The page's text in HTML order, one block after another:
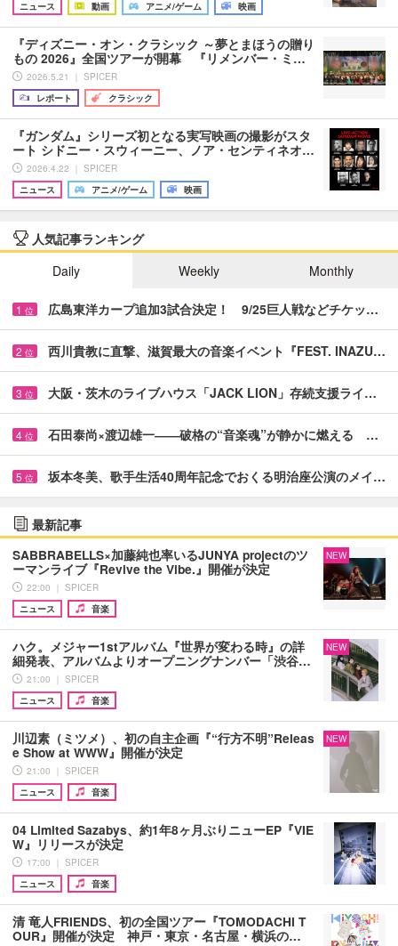
ニュース 動画 アニメ/ゲーム 映画
『ディズニー・オン・クラシック ～夢とまほうの贈り
もの 2026』全国ツアーが開幕 『リメンバー・ミ…
2026.5.21 ｜ SPICER
レポート
クラシック
『ガンダム』シリーズ初となる実写映画の撮影がスタ
ート シドニー・スウィーニー、ノア・センティネオ…
2026.4.22 ｜ SPICER
ニュース
アニメ/ゲーム 映画
人気記事ランキング
Daily
Weekly Monthly
1 位 広島東洋カープ追加3試合決定！ 9/25巨人戦などチケッ…
2 位 西川貴教に直撃、滋賀最大の音楽イベント『FEST. INAZU…
3 位 大阪・茨木のライブハウス「JACK LION」存続支援ライ…
4 位 石田泰尚×渡辺雄一――破格の“音楽魂”が静かに燃える …
5 位 坂本冬美、歌手生活40周年記念でおくる明治座公演のメイ…
最新記事
SABBRABELLS×加藤純也率いるJUNYA projectのツ
ーマンライブ『Revive the Vibe.』開催が決定
22:00 ｜ SPICER
ニュース
音楽
NEW
ハク。メジャー1stアルバム『世界が変わる時』の詳
細発表、アルバムよりオープニングナンバー「渋谷…
21:00 ｜ SPICER
ニュース
音楽
NEW
川辺素（ミツメ）、初の自主企画『“行方不明”Releas
e Show at WWW』開催が決定
21:00 ｜ SPICER
ニュース
音楽
NEW
04 Limited Sazabys、約1年8ヶ月ぶりニューEP『VIE
W』リリースが決定
17:00 ｜ SPICER
ニュース
音楽
清 竜人FRIENDS、初の全国ツアー『TOMODACHI T
OUR』開催が決定 神戸・東京・名古屋・横浜の…